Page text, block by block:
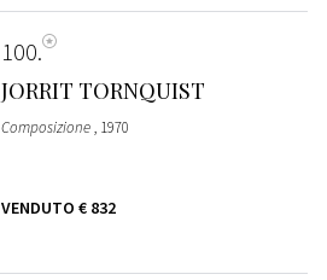
100
JORRIT TORNQUIST
Composizione, 1970
VENDUTO € 832